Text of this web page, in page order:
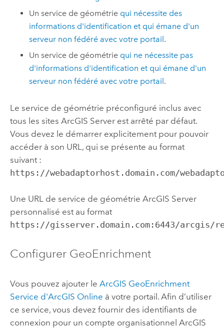
Un service de géométrie qui nécessite des
informations d'identification et qui émane d'un
serveur non fédéré avec votre portail.
Un service de géométrie qui ne nécessite pas
d'informations d'identification et qui émane d'un
serveur non fédéré avec votre portail .
Le service de géométrie préconfiguré inclus avec
tous les sites ArcGIS Serverest arrêté par défaut.
Vous devez le démarrer explicitement pour pouvoir
accéder à son URL, qui se présente au format
suivant :
https://webadaptorhost.domain.com/
Une URL de service de géométrie ArcGIS Server
personnalisé est au format
https://gisserver.domain.com:6443/arcgis/
Configurer GeoEnrichment
Vous pouvez ajouter le ArcGIS GeoEnrichment
Service d'ArcGIS Online à votre portail. Afin d’utiliser
ce service, vous devez fournir des identifiants de
connexion pour un compte organisationnel ArcGIS